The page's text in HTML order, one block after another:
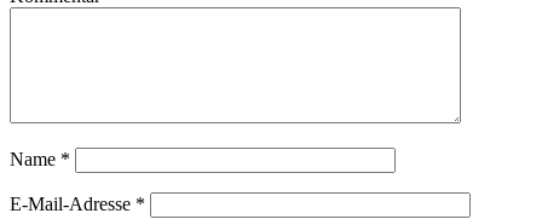
Name *
E-Mail-Adresse *